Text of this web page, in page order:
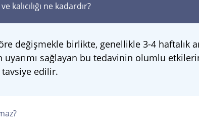
kalıcılığı ne kadardır?
değişmekle birlikte, genellikle 3-4 haftalık
sağlayan bu tedavinin olumlu
tavsiye edilir.